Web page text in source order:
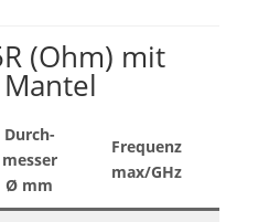
(Ohm) mit
Mantel
Durch-
messer
Ø mm
Frequenz
max/GHz